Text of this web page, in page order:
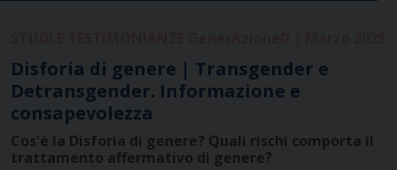
Disforia di genere | Transgender e
Detransgender. Informazione e
consapevolezza
Cos'è la Disforia di genere? Quali rischi comporta il
trattamento affermativo di genere?